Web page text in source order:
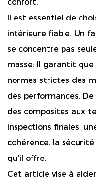
confort.
Il est essentiel de
intérieure fiable. Un
se concentre pas
masse; Il garantit
normes strictes des
des performances.
des composites aux
inspections finales,
cohérence, la
qu'il offre.
Cet article vise à